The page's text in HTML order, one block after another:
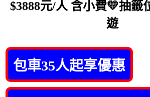
$3888元/人 含小費💛抽籤
遊
包車35人起享優惠